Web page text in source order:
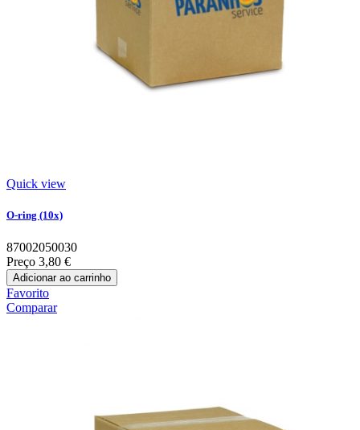
Quick view
O-ring (10x)
87002050030
Preço 3,80 €
Adicionar ao carrinho
Favorito
Comparar